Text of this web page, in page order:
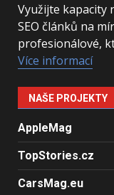
Využijte kapacity
SEO článků na
profesionálové,
Více informací
NAŠE PROJEKTY
AppleMag
TopStories.cz
CarsMag.eu